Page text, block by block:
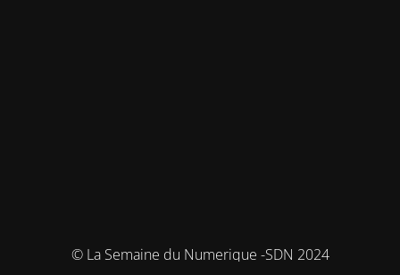
© La Semaine du Numerique -SDN 2024